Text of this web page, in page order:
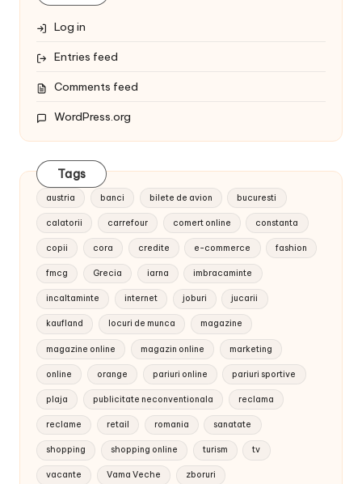
Log in
Entries feed
Comments feed
WordPress.org
Tags
austria banci bilete de avion bucuresti
calatorii carrefour comert online constanta
copii cora credite e-commerce fashion
fmcg Grecia iarna imbracaminte
incaltaminte internet joburi jucarii
kaufland locuri de munca magazine
magazine online magazin online marketing
online orange pariuri online pariuri sportive
plaja publicitate neconventionala reclama
reclame retail romania sanatate
shopping shopping online turism tv
vacante Vama Veche zboruri